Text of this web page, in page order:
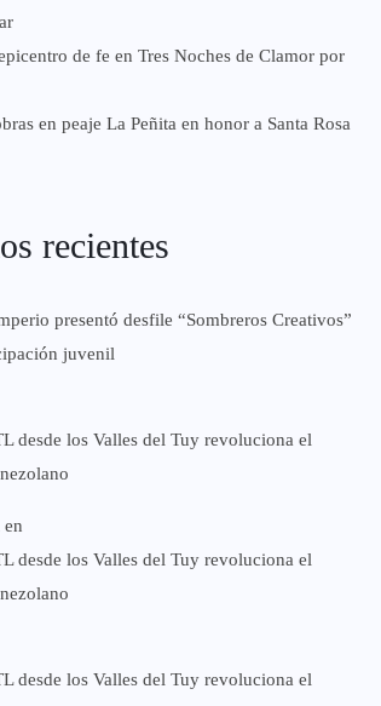
de fe en Tres Noches de Clamor por
en peaje La Peñita en honor a Santa Rosa
recientes
presentó desfile “Sombreros Creativos”
juvenil
desde los Valles del Tuy revoluciona el
en
desde los Valles del Tuy revoluciona el
desde los Valles del Tuy revoluciona el